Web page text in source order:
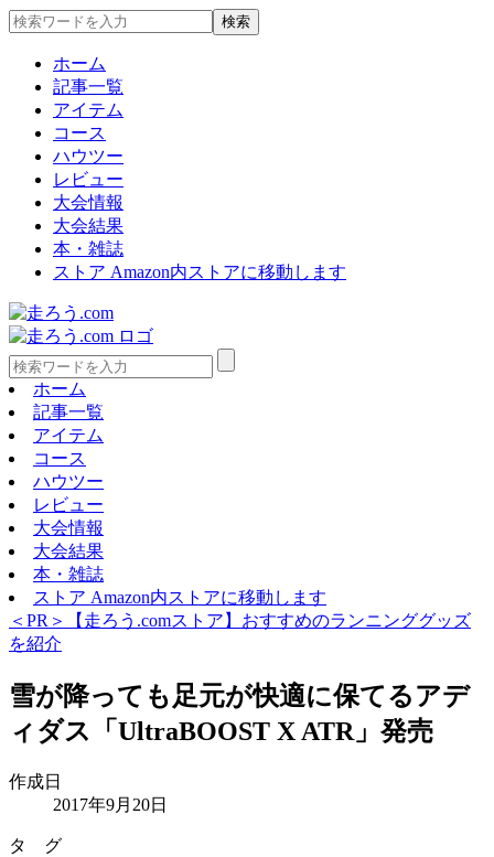
ホーム
記事一覧
アイテム
コース
ハウツー
レビュー
大会情報
大会結果
本・雑誌
ストア Amazon内ストアに移動します
ホーム
記事一覧
アイテム
コース
ハウツー
レビュー
大会情報
大会結果
本・雑誌
ストア Amazon内ストアに移動します
＜PR＞【走ろう.comストア】おすすめのランニンググッズ
を紹介
雪が降っても足元が快適に保てるアデ
ィダス「UltraBOOST X ATR」発売
作成日
2017年9月20日
タ グ